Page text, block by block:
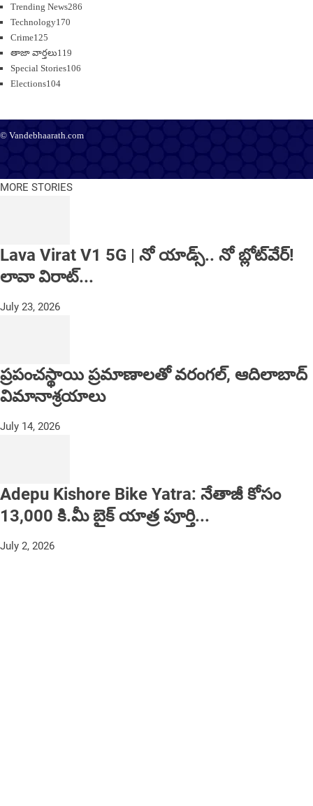
Trending News286
Technology170
Crime125
తాజా వార్తలు119
Special Stories106
Elections104
© Vandebhaarath.com
MORE STORIES
Lava Virat V1 5G | నో యాడ్స్.. నో బ్లోట్‌వేర్!
లావా విరాట్...
July 23, 2026
ప్రపంచస్థాయి ప్రమాణాలతో వరంగల్, ఆదిలాబాద్
విమానాశ్రయాలు
July 14, 2026
Adepu Kishore Bike Yatra: నేతాజీ కోసం
13,000 కి.మీ బైక్ యాత్ర పూర్తి...
July 2, 2026